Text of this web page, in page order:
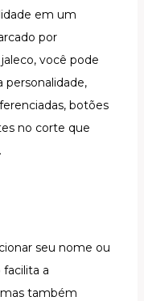
em um
por
você pode
personalidade,
botões
no corte que
seu nome ou
facilita a
também